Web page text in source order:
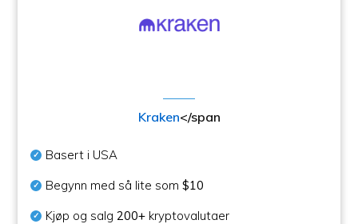
Kraken</span
Basert i USA
Begynn med så lite som$10
Kjøp og salg200+ kryptovalutaer